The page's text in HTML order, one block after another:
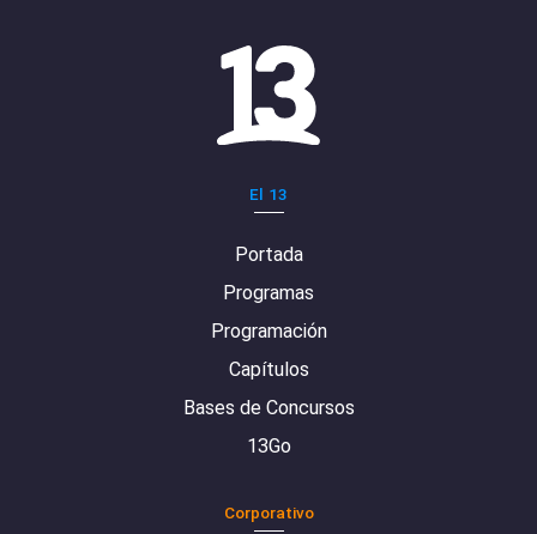
El 13
Portada
Programas
Programación
Capítulos
Bases de Concursos
13Go
Corporativo